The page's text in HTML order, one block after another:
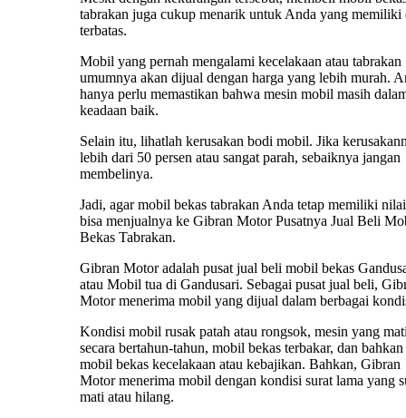
tabrakan juga cukup menarik untuk Anda yang memiliki
terbatas.
Mobil yang pernah mengalami kecelakaan atau tabrakan
umumnya akan dijual dengan harga yang lebih murah.
hanya perlu memastikan bahwa mesin mobil masih
keadaan baik.
Selain itu, lihatlah kerusakan bodi mobil. Jika
lebih dari 50 persen atau sangat parah, sebaiknya jangan
membelinya.
Jadi, agar mobil bekas tabrakan Anda tetap memiliki
bisa menjualnya ke Gibran Motor Pusatnya Jual Beli
Bekas Tabrakan.
Gibran Motor adalah pusat jual beli mobil bekas
atau Mobil tua di Gandusari. Sebagai pusat jual beli,
Motor menerima mobil yang dijual dalam berbagai
Kondisi mobil rusak patah atau rongsok, mesin yang
secara bertahun-tahun, mobil bekas terbakar, dan bahkan
mobil bekas kecelakaan atau kebajikan. Bahkan, Gibran
Motor menerima mobil dengan kondisi surat lama yang
mati atau hilang.